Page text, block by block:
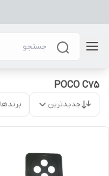
POCO C75
جدیدترین برندها